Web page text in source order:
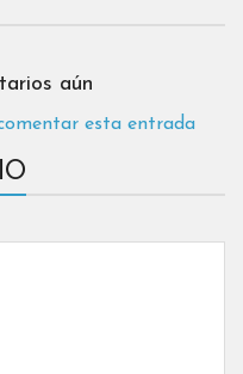
aún
esta entrada